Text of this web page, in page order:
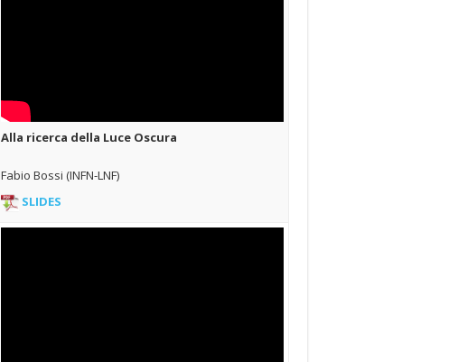
Alla ricerca della Luce Oscura
Fabio Bossi (INFN-LNF)
SLIDES